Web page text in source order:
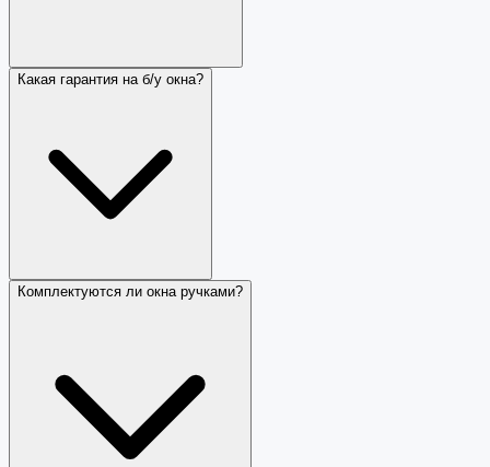
Какая гарантия на б/у окна?
Комплектуются ли окна ручками?